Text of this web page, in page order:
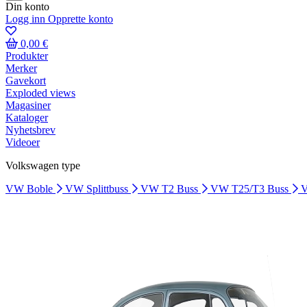
Din konto
Logg inn Opprette konto
0,00 €
Produkter
Merker
Gavekort
Exploded views
Magasiner
Kataloger
Nyhetsbrev
Videoer
Volkswagen type
VW Boble
VW Splittbuss VW T2 Buss VW T25/T3 Buss